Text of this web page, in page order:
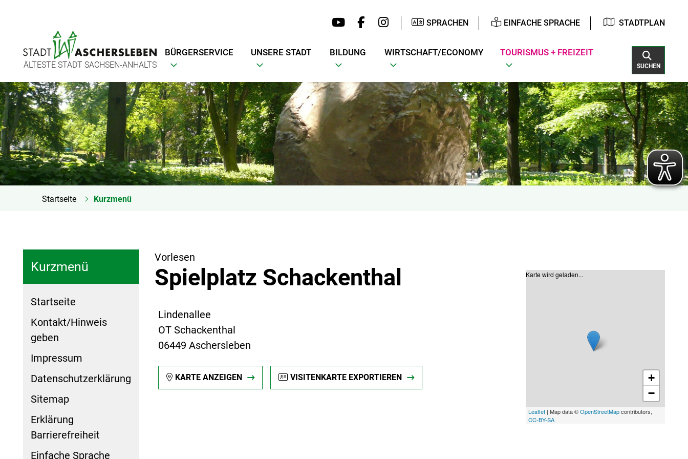
SPRACHEN EINFACHE SPRACHE STADTPLAN
ÄLTESTE STADT SACHSEN-ANHALTS
BÜRGERSERVICE UNSERE STADT BILDUNG WIRTSCHAFT/ECONOMY TOURISMUS + FREIZEIT
SUCHEN
Startseite Kurzmenü
Kurzmenü
Startseite
Kontakt/Hinweis
geben
Impressum
Datenschutzerklärung
Sitemap
Erklärung
Barrierefreiheit
Einfache Sprache
Vorlesen
Spielplatz Schackenthal
Lindenallee
OT Schackenthal
06449 Aschersleben
KARTE ANZEIGEN VISITENKARTE EXPORTIEREN
Karte wird geladen...
+
−
Leaflet| Map data ©OpenStreetMapcontributors,
CC-BY-SA